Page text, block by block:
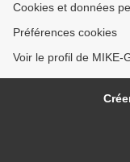
Cookies et données
Préférences cookies
Voir le profil de MIKE-